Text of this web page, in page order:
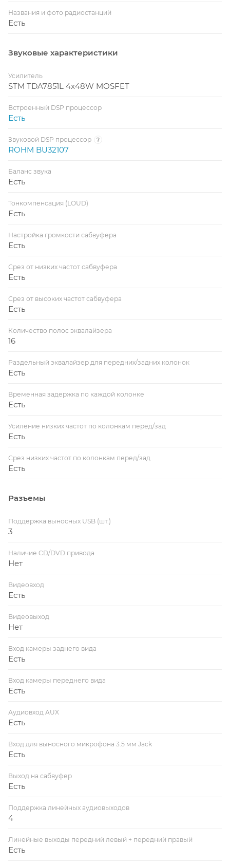
Названия и фото радиостанций
Есть
Звуковые характеристики
Усилитель
STM TDA7851L 4x48W MOSFET
Встроенный DSP процессор
Есть
Звуковой DSP процессор ?
ROHM BU32107
Баланс звука
Есть
Тонкомпенсация (LOUD)
Есть
Настройка громкости сабвуфера
Есть
Срез от низких частот сабвуфера
Есть
Срез от высоких частот сабвуфера
Есть
Количество полос эквалайзера
16
Раздельный эквалайзер для передних/задних колонок
Есть
Временная задержка по каждой колонке
Есть
Усиление низких частот по колонкам перед/зад
Есть
Срез низких частот по колонкам перед/зад
Есть
Разъемы
Поддержка выносных USB (шт.)
3
Наличие CD/DVD привода
Нет
Видеовход
Есть
Видеовыход
Нет
Вход камеры заднего вида
Есть
Вход камеры переднего вида
Есть
Аудиовход AUX
Есть
Вход для выносного микрофона 3.5 мм Jack
Есть
Выход на сабвуфер
Есть
Поддержка линейных аудиовыходов
4
Линейные выходы передний левый + передний правый
Есть